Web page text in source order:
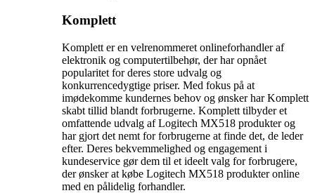
Komplett
Komplett er en velrenommeret onlineforhandler af
elektronik og computertilbehør, der har opnået
popularitet for deres store udvalg og
konkurrencedygtige priser. Med fokus på at
imødekomme kundernes behov og ønsker har Komplett
skabt tillid blandt forbrugerne. Komplett tilbyder et
omfattende udvalg af Logitech MX518 produkter og
har gjort det nemt for forbrugerne at finde det, de leder
efter. Deres bekvemmelighed og engagement i
kundeservice gør dem til et ideelt valg for forbrugere,
der ønsker at købe Logitech MX518 produkter online
med en pålidelig forhandler.